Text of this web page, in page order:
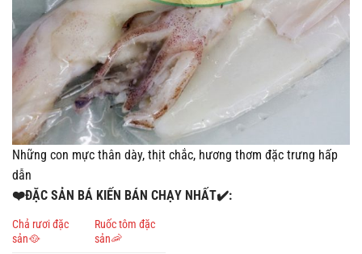
Những con mực thân dày, thịt chắc, hương thơm đặc trưng hấp
dẫn
❤️ĐẶC SẢN BÁ KIẾN BÁN CHẠY NHẤT✔️:
Chả rươi đặc
sản🥘
Ruốc tôm đặc
sản🦐